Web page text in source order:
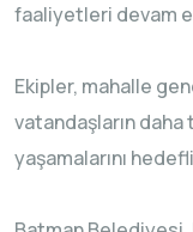
faaliyetleri devam
Ekipler, mahalle
vatandaşların daha
yaşamalarını